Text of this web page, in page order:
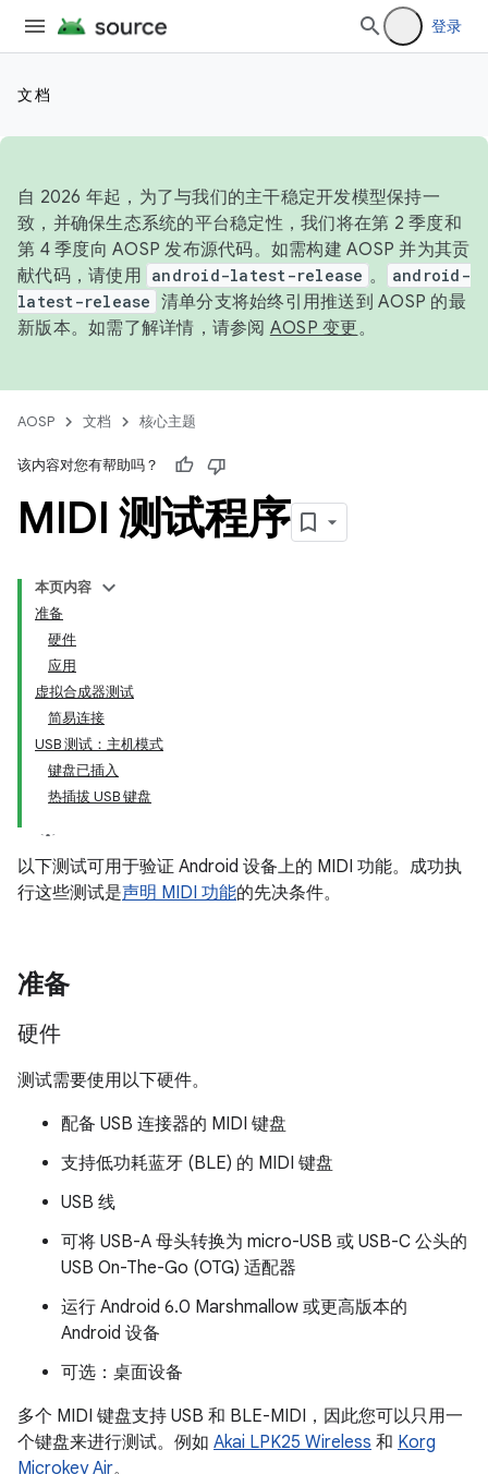
登录
文档
自 2026 年起，为了与我们的主干稳定开发模型保持一
致，并确保生态系统的平台稳定性，我们将在第 2 季度和
第 4 季度向 AOSP 发布源代码。如需构建 AOSP 并为其贡
献代码，请使用 android-latest-release 。
android-
latest-release 清单分支将始终引用推送到 AOSP 的最
新版本。如需了解详情，请参阅 AOSP 变更。
AOSP 文档 核心主题
该内容对您有帮助吗？
MIDI 测试程序
本页内容
准备
硬件
应用
虚拟合成器测试
简易连接
USB 测试：主机模式
键盘已插入
热插拔 USB 键盘
以下测试可用于验证 Android 设备上的 MIDI 功能。成功执
行这些测试是声明 MIDI 功能的先决条件。
准备
硬件
测试需要使用以下硬件。
配备 USB 连接器的 MIDI 键盘
支持低功耗蓝牙 (BLE) 的 MIDI 键盘
USB 线
可将 USB-A 母头转换为 micro-USB 或 USB-C 公头的
USB On-The-Go (OTG) 适配器
运行 Android 6.0 Marshmallow 或更高版本的
Android 设备
可选：桌面设备
多个 MIDI 键盘支持 USB 和 BLE-MIDI，因此您可以只用一
个键盘来进行测试。例如 Akai LPK25 Wireless 和 Korg
Microkey Air。